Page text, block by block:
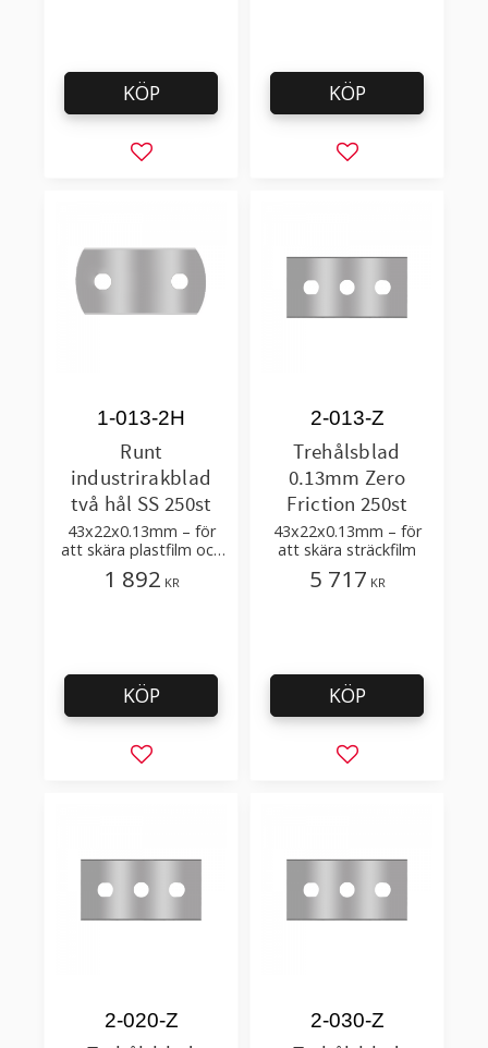
Lägg till i favoriter
KÖP
Lägg till i
KÖP
Runt
industrirakblad
två hål SS 250st
43x22x0.13mm – för
att skära plastfilm och
plastfolie med få
tillsatser
1-013-2H
1 892 KR
Lägg till i favoriter
KÖP
Trehålsblad
0.13mm Zero
Friction 250st
43x22x0.13mm – för
att skära sträckfilm
2-013-Z
5 717 KR
Lägg till i
KÖP
2-020-Z 2-030-Z